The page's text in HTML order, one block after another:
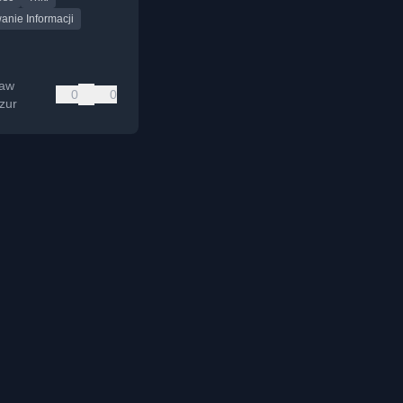
Informacji
0 0